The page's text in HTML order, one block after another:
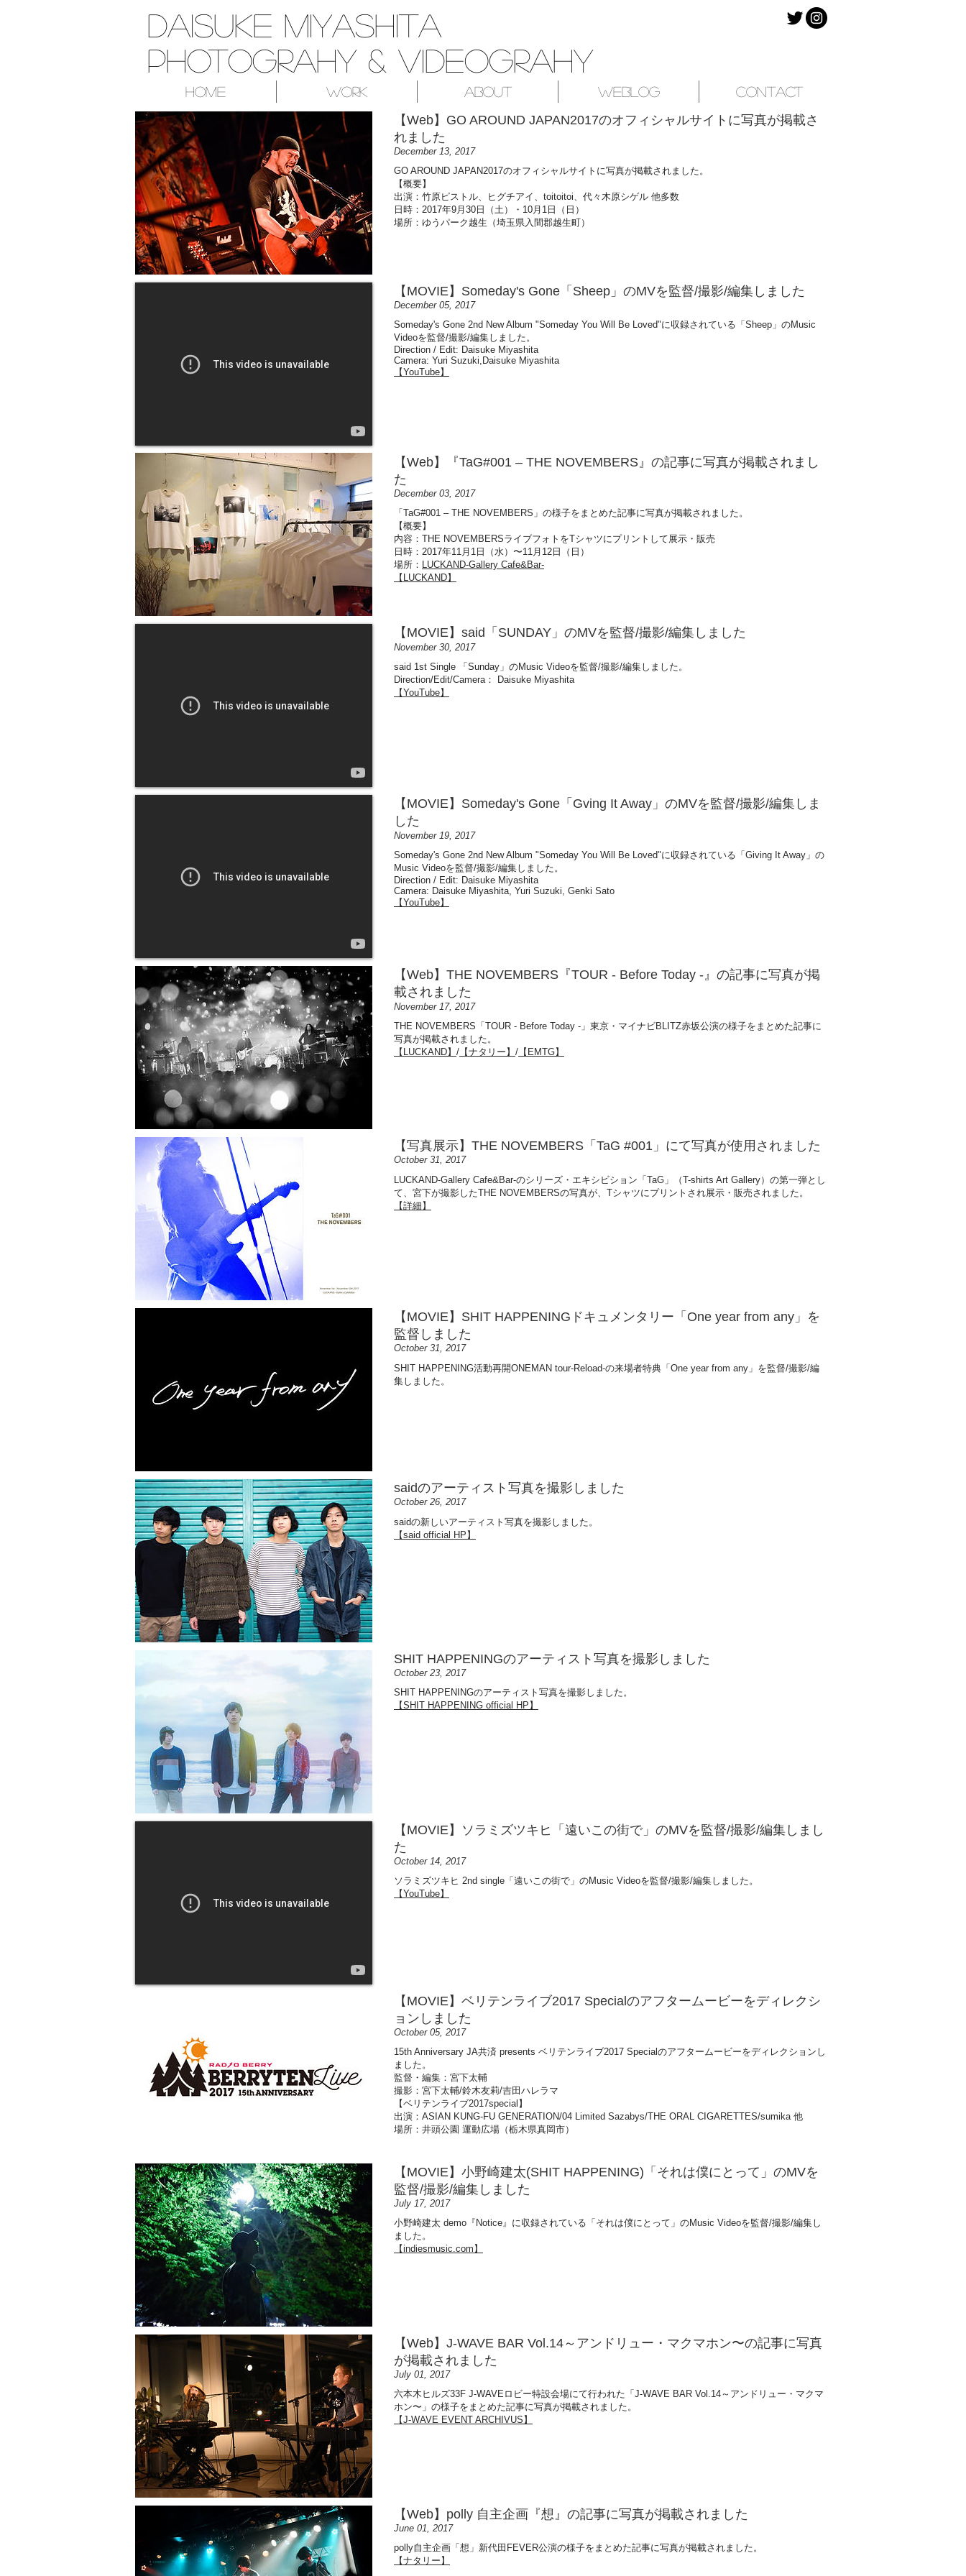
Daisuke Miyashita
Photograhy & videograhy
Home Work About Weblog
Contact
【Web】GO AROUND JAPAN2017のオフィシャルサイトに写真が掲載さ
れました
December 13, 2017
GO AROUND JAPAN2017のオフィシャルサイトに写真が掲載されました。
【概要】
出演：竹原ピストル、ヒグチアイ、toitoitoi、代々木原シゲル 他多数
日時：2017年9月30日（土）・10月1日（日）
場所：ゆうパーク越生（埼玉県入間郡越生町）
【MOVIE】Someday's Gone「Sheep」のMVを監督/撮影/編集しました
December 05, 2017
Someday's Gone 2nd New Album "Someday You Will Be Loved"に収録されている​「Sheep」のMusic
Videoを監督/撮影/編集しました。
Direction / Edit: Daisuke Miyashita
Camera: Yuri Suzuki,Daisuke Miyashita
【YouTube】
【Web】『TaG#001 – THE NOVEMBERS』の記事に写真が掲載されまし
た
December 03, 2017
「TaG#001 – THE NOVEMBERS」の様子をまとめた記事に写真が掲載されました。
【概要】
内容：THE NOVEMBERSライブフォトをTシャツにプリントして展示・販売
日時：2017年11月1日（水）〜11月12日（日）
場所：
LUCKAND-Gallery Cafe&Bar-
【LUCKAND】
【MOVIE】said「SUNDAY」のMVを監督/撮影/編集しました
November 30, 2017
said 1st Single 「Sunday」のMusic Videoを監督/撮影/編集しました。
Direction/Edit/Camera： Daisuke Miyashita
【YouTube】
【MOVIE】Someday's Gone「Gving It Away」のMVを監督/撮影/編集しま
した
November 19, 2017
Someday's Gone 2nd New Album "Someday You Will Be Loved"に収録されている​「Giving It Away」の
Music Videoを監督/撮影/編集しました。
Direction / Edit: Daisuke Miyashita
Camera: Daisuke Miyashita, Yuri Suzuki, Genki Sato
【YouTube】
【Web】THE NOVEMBERS『TOUR - Before Today -』の記事に写真が掲
載されました
November 17, 2017
THE NOVEMBERS「TOUR - Before Today -」東京・マイナビBLITZ赤坂公演の様子をまとめた記事に
写真が掲載されました。
【LUCKAND】 / 【ナタリー】 / 【EMTG】
【写真展示】THE NOVEMBERS「TaG #001」にて写真が使用されました
October 31, 2017
LUCKAND-Gallery Cafe&Bar-のシリーズ・エキシビション「TaG」（T-shirts Art Gallery）の第一弾とし
て、宮下が撮影したTHE NOVEMBERSの写真が、Tシャツにプリントされ展示・販売されました。
【詳細】
【MOVIE】SHIT HAPPENINGドキュメンタリー「One year from any」を
監督しました
October 31, 2017
SHIT HAPPENING活動再開ONEMAN tour-Reload-の来場者特典「One year from any」を監督/撮影/編
集しました。​
saidのアーティスト写真を撮影しました
October 26, 2017
saidの新しいアーティスト写真を撮影しました。​
【said official HP】
SHIT HAPPENINGのアーティスト写真を撮影しました
October 23, 2017
SHIT HAPPENINGのアーティスト写真を撮影しました。​
【SHIT HAPPENING official HP】
【MOVIE】ソラミズツキヒ「遠いこの街で」のMVを監督/撮影/編集しまし
た
October 14, 2017
ソラミズツキヒ 2nd single​「遠いこの街で」のMusic Videoを監督/撮影/編集しました。
【YouTube】
【MOVIE】ベリテンライブ2017 Specialのアフタームービーをディレクシ
ョンしました
October 05, 2017
15th Anniversary JA共済 presents ベリテンライブ2017 Specialのアフタームービーをディレクションし
ました。
監督・編集：宮下太輔
撮影：宮下太輔/鈴木友莉/吉田ハレラマ
【ベリテンライブ2017special】
出演：ASIAN KUNG-FU GENERATION/04 Limited Sazabys/THE ORAL CIGARETTES/sumika 他
​場所： 井頭公園 運動広場（栃木県真岡市）
【MOVIE】小野崎建太(SHIT HAPPENING)「それは僕にとって」のMVを
監督/撮影/編集しました
July 17, 2017
小野崎建太 demo​『Notice』に収録されている「それは僕にとって」のMusic Videoを監督/撮影/編集し
ました。
【indiesmusic.com】
【Web】J-WAVE BAR Vol.14～アンドリュー・マクマホン〜の記事に写真
が掲載されました
July 01, 2017
六本木ヒルズ33F J-WAVEロビー特設会場にて行われた「J-WAVE BAR Vol.14～アンドリュー・マクマ
ホン〜」の様子をまとめた記事に写真が掲載されました。
【J-WAVE EVENT ARCHIVUS】
【Web】polly 自主企画『想』の記事に写真が掲載されました
June 01, 2017
polly自主企画「想」新代田FEVER公演の様子をまとめた記事に写真が掲載されました。
【ナタリー】